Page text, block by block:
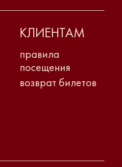
КЛИЕНТАМ
правила
посещения
возврат билетов